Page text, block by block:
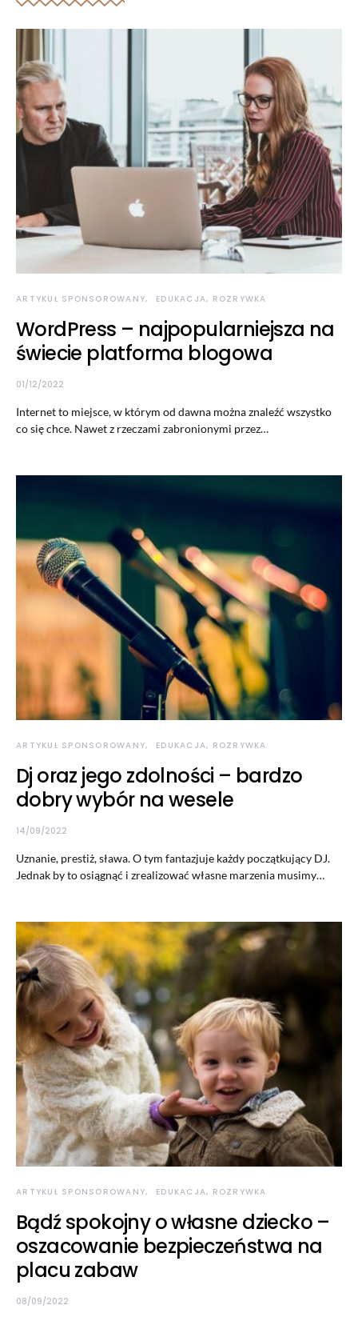
ARTYKUŁ SPONSOROWANY EDUKACJA, ROZRYWKA
WordPress – najpopularniejsza na
świecie platforma blogowa
01/12/2022
Internet to miejsce, w którym od dawna można znaleźć wszystko
co się chce. Nawet z rzeczami zabronionymi przez…
ARTYKUŁ SPONSOROWANY EDUKACJA, ROZRYWKA
Dj oraz jego zdolności – bardzo
dobry wybór na wesele
14/09/2022
Uznanie, prestiż, sława. O tym fantazjuje każdy początkujący DJ.
Jednak by to osiągnąć i zrealizować własne marzenia musimy…
ARTYKUŁ SPONSOROWANY EDUKACJA, ROZRYWKA
Bądź spokojny o własne dziecko –
oszacowanie bezpieczeństwa na
placu zabaw
08/09/2022